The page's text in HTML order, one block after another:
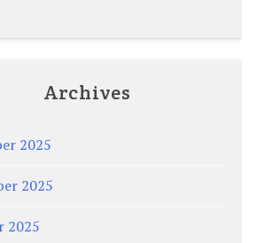
Archives
2025
2025
2025